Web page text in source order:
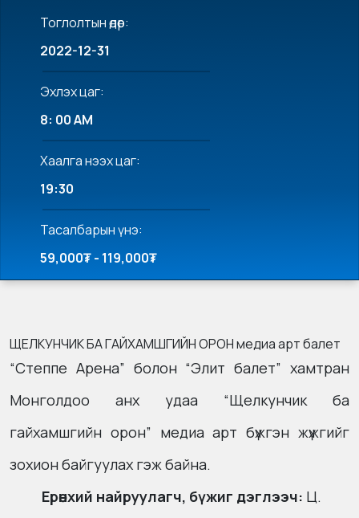
Тоглолтын өдөр:
2022-12-31
Эхлэх цаг:
8: 00 AM
Хаалга нээх цаг:
19:30
Тасалбарын үнэ:
59,000₮ - 119,000₮
ЩЕЛКУНЧИК БА ГАЙХАМШГИЙН ОРОН медиа арт балет
“Степпе Арена” болон “Элит балет” хамтран
Монголдоо анх удаа “Щелкунчик ба
гайхамшгийн орон” медиа арт бүжгэн жүжгийг
зохион байгуулах гэж байна.
Ерөнхий найруулагч, бүжиг дэглээч: Ц.